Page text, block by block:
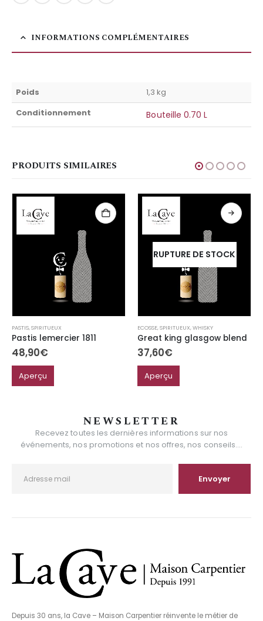
INFORMATIONS COMPLÉMENTAIRES
Poids
1,3 kg
Conditionnement
Bouteille 0.70 L
PRODUITS SIMILAIRES
PASTIS,SPIRITUEUX
Pastis lemercier 1811
48,90€
Aperçu
RUPTURE DE STOCK
ECOSSE,SPIRITUEUX,WHISKY
Great king glasgow blend
37,60€
Aperçu
NEWSLETTER
Recevez toutes les dernières informations sur nos
événements, nos promotions et nos offres, nos conseils....
Depuis 30 ans, la Cave – Maison Carpentier réinvente le métier de